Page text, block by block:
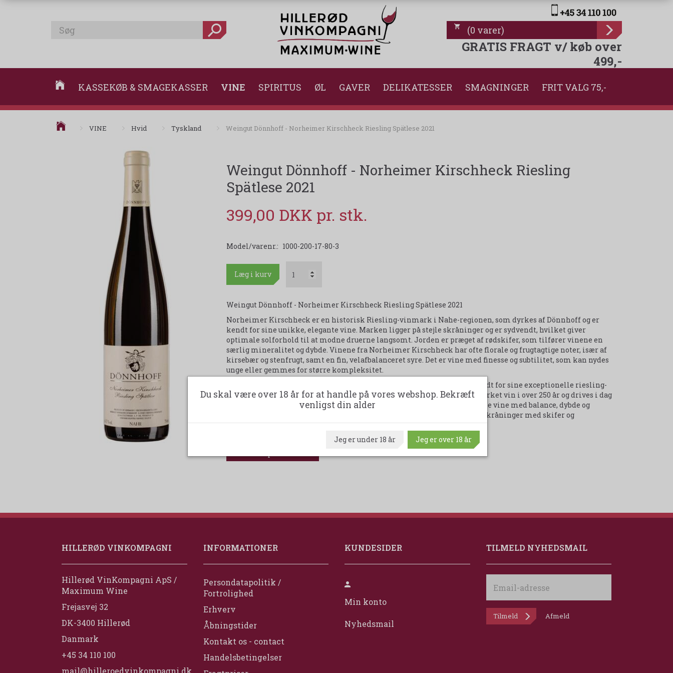
(0 varer)
GRATIS FRAGT v/ køb over
499,-
KASSEKØB & SMAGEKASSER VINE SPIRITUS ØL GAVER DELIKATESSER SMAGNINGER FRIT VALG 75,-
VINE Hvid Tyskland Weingut Dönnhoff - Norheimer Kirschheck Riesling Spätlese 2021
Weingut Dönnhoff - Norheimer Kirschheck Riesling
Spätlese 2021
399,00 DKK
Model/varenr.: 1000-200-17-80-3
Læg i kurv
Weingut Dönnhoff - Norheimer Kirschheck Riesling Spätlese 2021
Norheimer Kirschheck er en historisk Riesling-vinmark i Nahe-regionen, som dyrkes af Dönnhoff og er
kendt for sine unikke, elegante vine. Marken ligger på stejle skråninger og er sydvendt, hvilket giver
optimale solforhold til at modne druerne langsomt. Jorden er præget af rødskifer, som tilfører vinene en
særlig mineralitet og dybde. Vinene fra Norheimer Kirschheck har ofte florale og frugtagtige noter, især af
kirsebær og stenfrugt, samt en fin, velafbalanceret syre. Det er vine med finesse og subtilitet, som kan nydes
unge eller gemmes for større kompleksitet.
Dönnhoff er en anerkendt vinproducent i Nahe-regionen i Tyskland, kendt for sine exceptionelle riesling-
vine, som udtrykker regionens unikke terroir. Familien Dönnhoff har dyrket vin i over 250 år og drives i dag
af Helmut Dönnhoff, som har opnået en ikonstatus for sin evne til at skabe vine med balance, dybde og
kompleksitet. Dönnhoffs vinmarker er hovedsageligt placeret på stejle skråninger med skifer og
vulkanske jordtyper, som er ideelle for riesling-druen.
HILLERØD VINKOMPAGNI
Hillerød VinKompagni ApS /
Maximum Wine
Frejasvej 32
DK-3400 Hillerød
Danmark
+45 34 110 100
mail@hilleroedvinkompagni.dk
INFORMATIONER
Persondatapolitik /
Fortrolighed
Erhverv
Åbningstider
Kontakt os - contact
Handelsbetingelser
KUNDESIDER
Min konto
Nyhedsmail
TILMELD NYHEDSMAIL
adresse
Tilmeld Afmeld
Du skal være over 18 år for at handle på vores webshop. Bekræft
venligst din alder
Jeg er under 18 år Jeg er over 18 år